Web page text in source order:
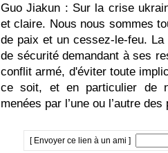
Guo Jiakun : Sur la crise
et claire. Nous nous sommes
de paix et un cessez-le-feu.
de sécurité demandant à ses
conflit armé, d'éviter toute
ce soit, et en particulier de
menées par l’une ou l’autre des
[ Envoyer ce lien à un ami ]